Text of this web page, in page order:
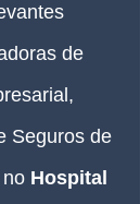
de
Seguros de
Hospital